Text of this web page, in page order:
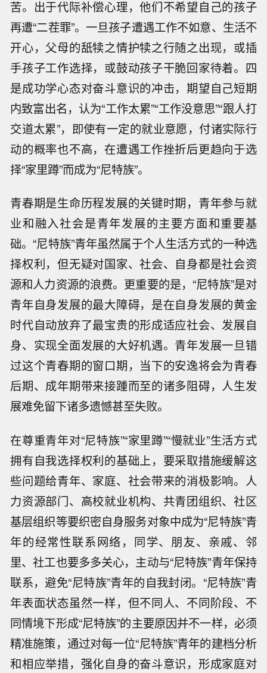
苦。出于代际补偿心理，他们不希望自己的孩子
再遭“二茬罪”。一旦孩子遭遇工作不如意、生活不
开心，父母的舐犊之情护犊之行随之出现，或插
手孩子工作选择，或鼓动孩子干脆回家待着。四
是成功学心态对奋斗意识的冲击，期望自己短期
内致富出名，认为“工作太累”“工作没意思”“跟人打
交道太累”，即使有一定的就业意愿，付诸实际行
动的概率也不高，在遭遇工作挫折后更趋向于选
择“家里蹲”而成为“尼特族”。
青春期是生命历程发展的关键时期，青年参与就
业和融入社会是青年发展的主要方面和重要基
础。“尼特族”青年虽然属于个人生活方式的一种选
择权利，但无疑对国家、社会、自身都是社会资
源和人力资源的浪费。更重要的是，“尼特族”是对
青年自身发展的最大障碍，是在自身发展的黄金
时代自动放弃了最宝贵的形成适应社会、发展自
身、实现全面发展的大好机遇。青年发展一旦错
过这个青春期的窗口期，当下的安逸将会为青春
后期、成年期带来接踵而至的诸多阻碍，人生发
展难免留下诸多遗憾甚至失败。
在尊重青年对“尼特族”“家里蹲”“慢就业”生活方式
拥有自我选择权利的基础上，要采取措施缓解这
些问题给青年、家庭、社会带来的消极影响。人
力资源部门、高校就业机构、共青团组织、社区
基层组织等要织密自身服务对象中成为“尼特族”青
年的经常性联系网络，同学、朋友、亲戚、邻
里、社工也要多多关心，主动与“尼特族”青年保持
联系，避免“尼特族”青年的自我封闭。“尼特族”青
年表面状态虽然一样，但不同人、不同阶段、不
同情境下形成“尼特族”的主要原因并不一样，必须
精准施策，通过对每一位“尼特族”青年的建档分析
和相应举措，强化自身的奋斗意识，形成家庭对